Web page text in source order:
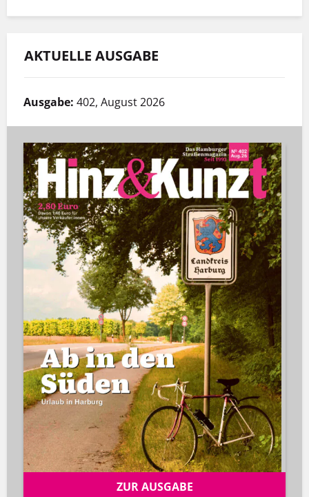
AKTUELLE AUSGABE
Ausgabe: 402, August 2026
ZUR AUSGABE